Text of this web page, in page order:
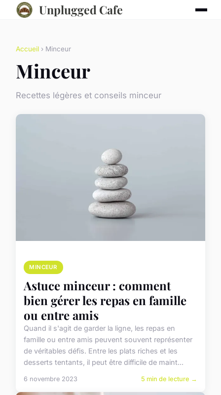
Unplugged Cafe
Accueil › Minceur
Minceur
Recettes légères et conseils minceur
MINCEUR
Astuce minceur : comment
bien gérer les repas en famille
ou entre amis
Quand il s'agit de garder la ligne, les repas en
famille ou entre amis peuvent souvent représenter
de véritables défis. Entre les plats riches et les
desserts tentants, il peut être difficile de maint...
6 novembre 2023 5 min de lecture →